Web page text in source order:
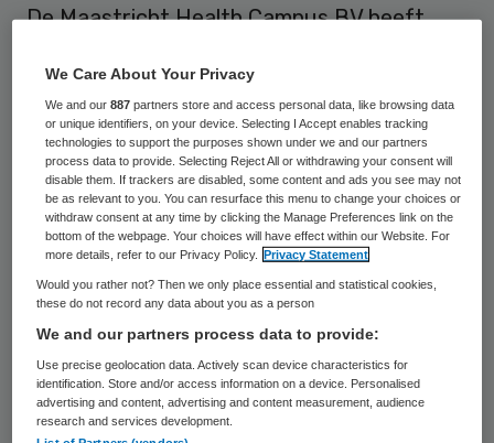
De Maastricht Health Campus BV heeft
als CEO. Hij ziet een leidende rol voor de
campus bij het vercommercialiseren van
nieuwe medisch-technologische innovaties.
DeMaastricht Health Campus BVbiedt
volgens hem ook een basis tot
samenwerking met buitenlandse partijen
om de doelstelling van ‘smart solutions for
healthier living’ te realiseren.
Jan Kees Dunning
We Care About Your Privacy
We and our887 partners store and access personal data, like browsing data
or unique identifiers, on your device. Selecting I Accept enables tracking
technologies to support the purposes shown under we and our partners
process data to provide. Selecting Reject All or withdrawing your consent will
disable them. If trackers are disabled, some content and ads you see may not
be as relevant to you. You can resurface this menu to change your choices or
withdraw consent at any time by clicking the Manage Preferences link on the
bottom of the webpage. Your choices will have effect within our Website. For
more details, refer to our Privacy Policy.
Privacy Statement
Would you rather not? Then we only place essential and statistical cookies,
these do not record any data about you as a person
We and our partners process data to provide:
Use precise geolocation data. Actively scan device characteristics for
identification. Store and/or access information on a device. Personalised
advertising and content, advertising and content measurement, audience
research and services development.